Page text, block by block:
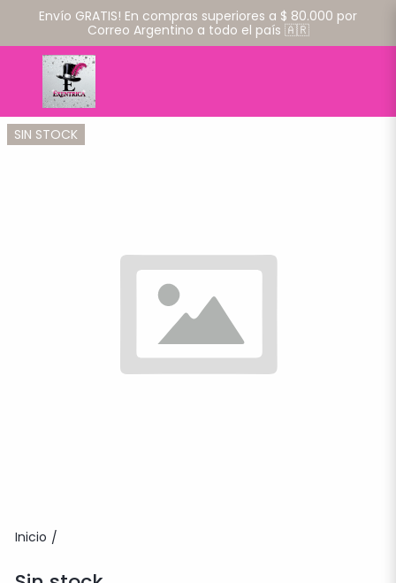
Envío GRATIS! En compras superiores a $ 80.000 por
Correo Argentino a todo el país 🇦🇷
SIN STOCK
Inicio /